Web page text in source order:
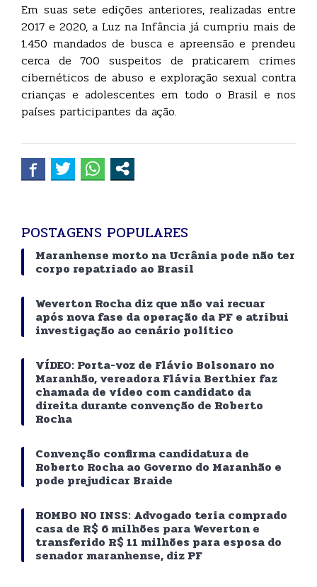
Em suas sete edições anteriores, realizadas entre
2017 e 2020, a Luz na Infância já cumpriu mais de
1.450 mandados de busca e apreensão e prendeu
cerca de 700 suspeitos de praticarem crimes
cibernéticos de abuso e exploração sexual contra
crianças e adolescentes em todo o Brasil e nos
países participantes da ação.
POSTAGENS POPULARES
Maranhense morto na Ucrânia pode não ter
corpo repatriado ao Brasil
Weverton Rocha diz que não vai recuar
após nova fase da operação da PF e atribui
investigação ao cenário político
VÍDEO: Porta-voz de Flávio Bolsonaro no
Maranhão, vereadora Flávia Berthier faz
chamada de vídeo com candidato da
direita durante convenção de Roberto
Rocha
Convenção confirma candidatura de
Roberto Rocha ao Governo do Maranhão e
pode prejudicar Braide
ROMBO NO INSS: Advogado teria comprado
casa de R$ 6 milhões para Weverton e
transferido R$ 11 milhões para esposa do
senador maranhense, diz PF